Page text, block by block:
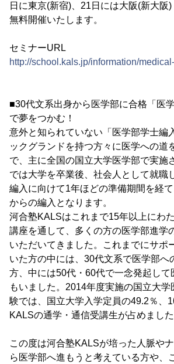
日に東京(新宿)、21日には大阪(新大阪
無料開催いたします。
セミナーURL
http://school.kals.jp/information/
■30代文系出身から医学部に合格「医
で夢をつかむ！
意外と知られていない「医学部学士編
ックグランドを持つ方々に医学への道
で、主に全国の国立大学医学部で実施
では大学を卒業後、社会人として就職
編入に向けて1年ほどの準備期間を経
からの編入となります。
河合塾KALSはこれまで15年以上にわ
講座を通して、多くの方の医学部進学
いただいてきました。これまでにサポ
いた方の中には、30代文系で医学部へ
方、中には50代・60代で一念発起して
もいました。2014年度実施の国立大
験では、国立大学入学定員の49.2％、
KALSの通学・通信受講生が占めました
この度は河合塾KALSが培った人脈や
ら医学部へ進もうと考えている方や、